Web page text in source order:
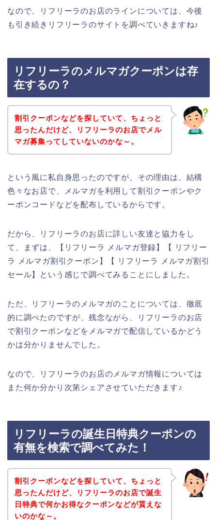
なので、リフリーラのお店のラインについては、今後
も引き続きリフリーラのサイトを調べていきますね♪
リフリーラのメルマガクーポンは存
在するの？
割引クーポンなどを探していて、ちょっと
思ったんだけど、リフリーラのお店でメル
マガ募集ってしていないのかな～。
という風に私自身思ったのですが、その理由は、結構
色々なお店で、メルマガを利用して割引クーポンやク
ーポンコードなどを配布しているからです。
だから、リフリーラのお店に詳しい友達と協力をし
て、まずは、【リフリーラ メルマガ登録】【 リフリー
ラ メルマガ割引クーポン】【 リフリーラ メルマガ割引
セール】という感じで調べてみることにしました。
ただ、リフリーラのメルマガのことについては、徹底
的に調べたのですが、残念ながら、リフリーラのお店
で割引クーポンなどをメルマガで配信しているかどう
かは分かりませんでした。
なので、リフリーラのお店のメルマガ情報については
また何か分かり次第シェアさせていただきます♪
リフリーラの誕生日特典クーポンの
有無を検索で調べてみた！
割引クーポンなどを探していて、ちょっと
思ったんだけど、リフリーラのお店で誕生
日特典で何かお得なクーポンなどが貰えな
いのかな～。